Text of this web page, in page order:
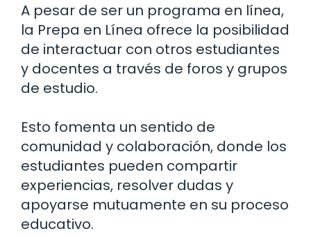
A pesar de ser un programa en línea,
la Prepa en Línea ofrece la posibilidad
de interactuar con otros estudiantes
y docentes a través de foros y grupos
de estudio.
Esto fomenta un sentido de
comunidad y colaboración, donde los
estudiantes pueden compartir
experiencias, resolver dudas y
apoyarse mutuamente en su proceso
educativo.